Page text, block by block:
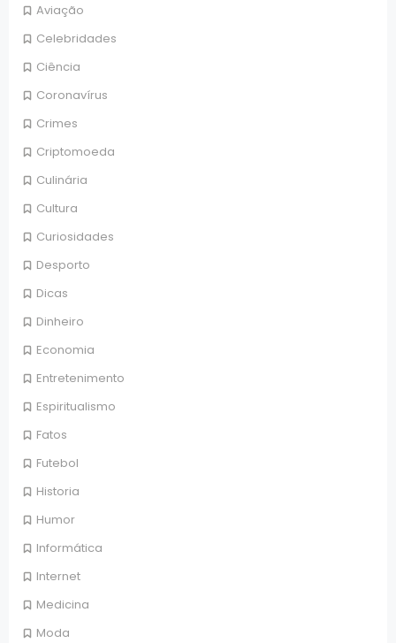
Aviação
Celebridades
Ciência
Coronavírus
Crimes
Criptomoeda
Culinária
Cultura
Curiosidades
Desporto
Dicas
Dinheiro
Economia
Entretenimento
Espiritualismo
Fatos
Futebol
Historia
Humor
Informática
Internet
Medicina
Moda